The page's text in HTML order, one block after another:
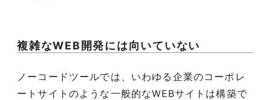
複雑なWEB開発には向いていない
ノーコードツールでは、いわゆる企業のコーポレ
ートサイトのような一般的なWEBサイトは構築で